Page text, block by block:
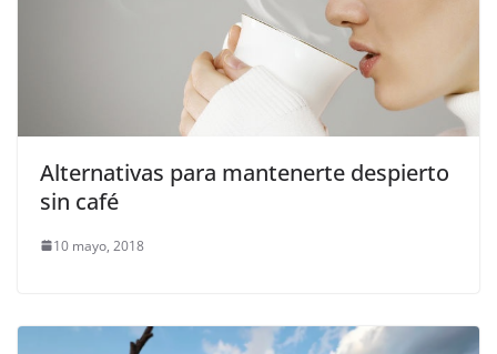
Alternativas para mantenerte despierto
sin café
10 mayo, 2018